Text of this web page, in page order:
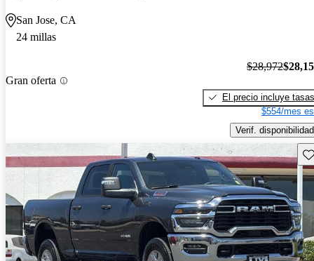
San Jose, CA
24 millas
Gran oferta
$28,972
El precio incluye tasas
$554/mes
Verif. disponibilidad